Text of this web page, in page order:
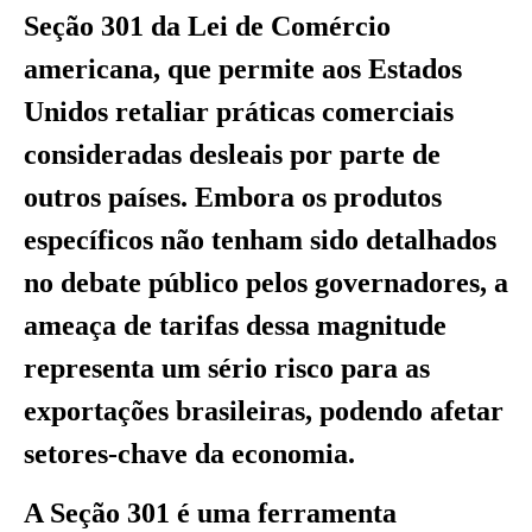
Seção 301 da Lei de Comércio
americana, que permite aos Estados
Unidos retaliar práticas comerciais
consideradas desleais por parte de
outros países. Embora os produtos
específicos não tenham sido detalhados
no debate público pelos governadores, a
ameaça de tarifas dessa magnitude
representa um sério risco para as
exportações brasileiras, podendo afetar
setores-chave da economia.
A Seção 301 é uma ferramenta